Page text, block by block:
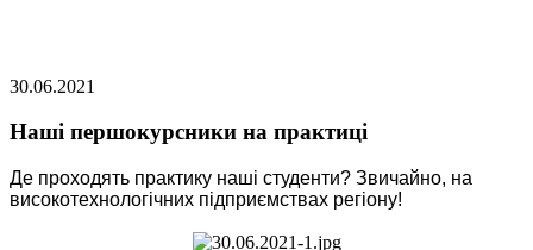
30.06.2021
Наші першокурсники на практиці
Де проходять практику наші студенти? Звичайно, на
високотехнологічних підприємствах регіону!